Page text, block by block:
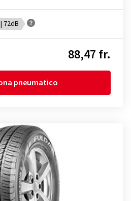
72dB
88,47 fr.
pneumatico